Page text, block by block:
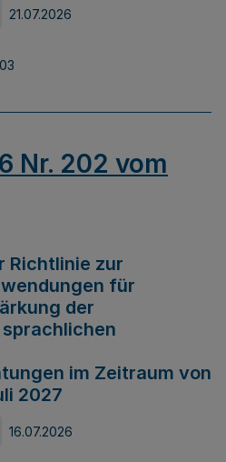
21.07.2026
Nr. 202 vom
Richtlinie zur
für
der
im Zeitraum von
2027
16.07.2026